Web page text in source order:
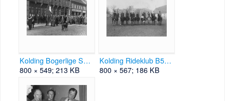
Kolding Bogerlige Skydeselskab B14428.jpg
800 × 549; 213 KB
Kolding Rideklub B50755.jpg
800 × 567; 186 KB